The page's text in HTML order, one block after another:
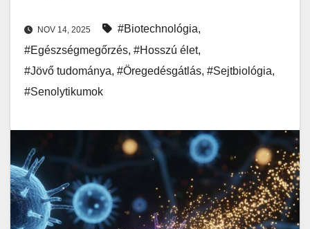
NOV 14, 2025 #Biotechnológia,
#Egészségmegőrzés, #Hosszú élet,
#Jövő tudománya, #Öregedésgátlás, #Sejtbiológia,
#Senolytikumok